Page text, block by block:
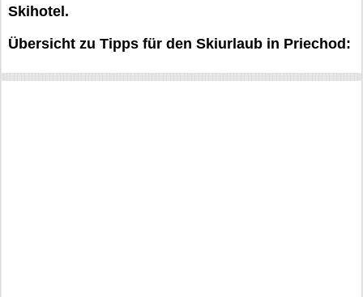
Skihotel.
Übersicht zu Tipps für den Skiurlaub in Priechod: